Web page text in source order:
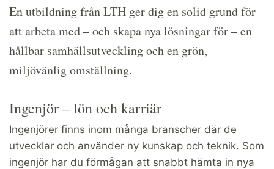
En utbildning från LTH ger dig en solid grund för
att arbeta med – och skapa nya lösningar för – en
hållbar samhällsutveckling och en grön,
miljövänlig omställning.
Ingenjör – lön och karriär
Ingenjörer finns inom många branscher där de
utvecklar och använder ny kunskap och teknik. Som
ingenjör har du förmågan att snabbt hämta in nya